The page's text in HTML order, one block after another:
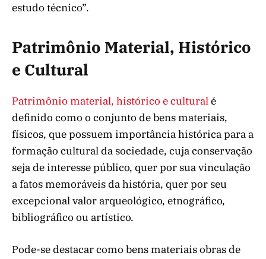
estudo técnico”.
Patrimônio Material, Histórico
e Cultural
Patrimônio material, histórico e culturalé
definido como o conjunto de bens materiais,
físicos, que possuem importância histórica para a
formação cultural da sociedade, cuja conservação
seja de interesse público, quer por sua vinculação
a fatos memoráveis da história, quer por seu
excepcional valor arqueológico, etnográfico,
bibliográfico ou artístico.
Pode-se destacar como bens materiais obras de